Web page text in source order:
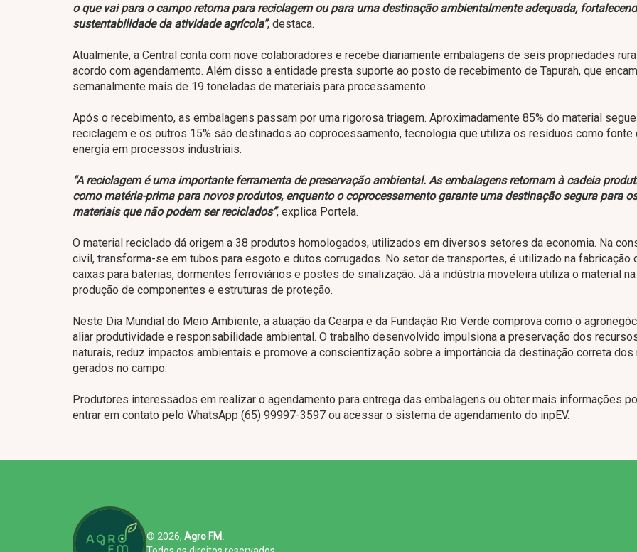
o que vai para o campo retorna para reciclagem ou para uma destinação ambientalmente adequada,
sustentabilidade da atividade agrícola”, destaca.
Atualmente, a Central conta com nove colaboradores e recebe diariamente embalagens de seis propriedades
acordo com agendamento. Além disso a entidade presta suporte ao posto de recebimento de Tapurah, que
semanalmente mais de 19 toneladas de materiais para processamento.
Após o recebimento, as embalagens passam por uma rigorosa triagem. Aproximadamente 85% do material
reciclagem e os outros 15% são destinados ao coprocessamento, tecnologia que utiliza os resíduos como fonte
energia em processos industriais.
“A reciclagem é uma importante ferramenta de preservação ambiental. As embalagens retornam à cadeia
como matéria-prima para novos produtos, enquanto o coprocessamento garante uma destinação segura para os
materiais que não podem ser reciclados”, explica Portela.
O material reciclado dá origem a 38 produtos homologados, utilizados em diversos setores da economia. Na
civil, transforma-se em tubos para esgoto e dutos corrugados. No setor de transportes, é utilizado na fabricação
caixas para baterias, dormentes ferroviários e postes de sinalização. Já a indústria moveleira utiliza o material na
produção de componentes e estruturas de proteção.
Neste Dia Mundial do Meio Ambiente, a atuação da Cearpa e da Fundação Rio Verde comprova como o
aliar produtividade e responsabilidade ambiental. O trabalho desenvolvido impulsiona a preservação dos
naturais, reduz impactos ambientais e promove a conscientização sobre a importância da destinação correta
gerados no campo.
Produtores interessados em realizar o agendamento para entrega das embalagens ou obter mais informações
entrar em contato pelo WhatsApp (65) 99997-3597 ou acessar o sistema de agendamento do inpEV.
© 2026, Agro FM.